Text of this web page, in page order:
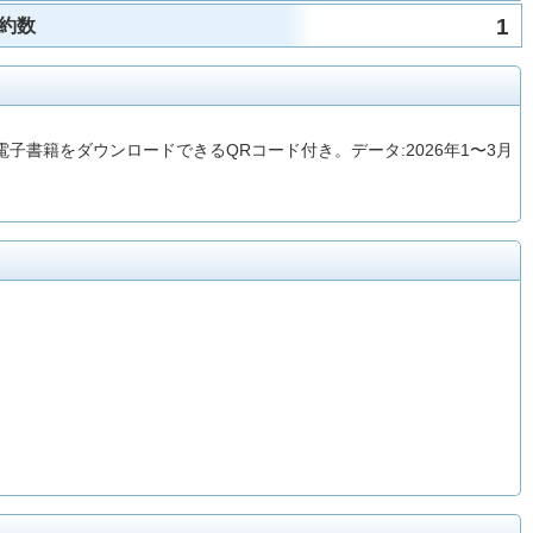
数 1
書籍をダウンロードできるQRコード付き。データ:2026年1〜3月